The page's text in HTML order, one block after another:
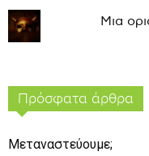
Μια
Πρόσφατα άρθρα
Μεταναστεύουμε;